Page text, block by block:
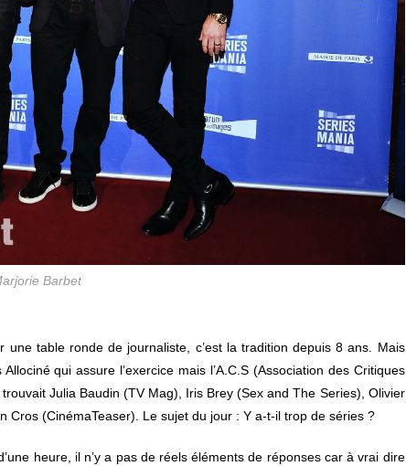
Barbet
table ronde de journaliste, c’est la tradition depuis 8 ans. Mais
qui assure l’exercice mais l’A.C.S (Association des Critiques
Julia Baudin (TV Mag), Iris Brey (Sex and The Series), Olivier
(CinémaTeaser). Le sujet du jour : Y a-t-il trop de séries ?
heure, il n’y a pas de réels éléments de réponses car à vrai dire